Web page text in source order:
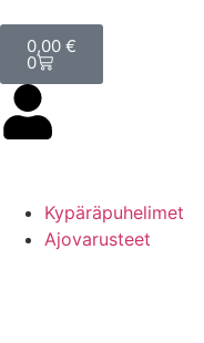
0,00 €
0
Kypäräpuhelimet
Ajovarusteet